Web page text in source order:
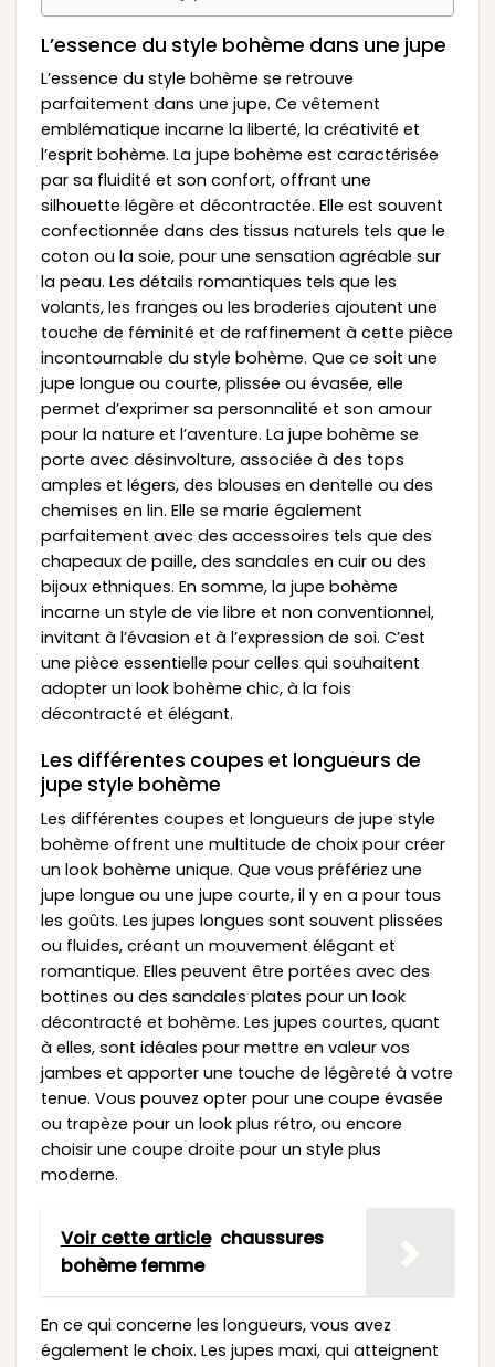
L’essence du style bohème dans une jupe
L’essence du style bohème se retrouve
parfaitement dans une jupe. Ce vêtement
emblématique incarne la liberté, la créativité et
l’esprit bohème. La jupe bohème est caractérisée
par sa fluidité et son confort, offrant une
silhouette légère et décontractée. Elle est souvent
confectionnée dans des tissus naturels tels que le
coton ou la soie, pour une sensation agréable sur
la peau. Les détails romantiques tels que les
volants, les franges ou les broderies ajoutent une
touche de féminité et de raffinement à cette pièce
incontournable du style bohème. Que ce soit une
jupe longue ou courte, plissée ou évasée, elle
permet d’exprimer sa personnalité et son amour
pour la nature et l’aventure. La jupe bohème se
porte avec désinvolture, associée à des tops
amples et légers, des blouses en dentelle ou des
chemises en lin. Elle se marie également
parfaitement avec des accessoires tels que des
chapeaux de paille, des sandales en cuir ou des
bijoux ethniques. En somme, la jupe bohème
incarne un style de vie libre et non conventionnel,
invitant à l’évasion et à l’expression de soi. C’est
une pièce essentielle pour celles qui souhaitent
adopter un look bohème chic, à la fois
décontracté et élégant.
Les différentes coupes et longueurs de
jupe style bohème
Les différentes coupes et longueurs de jupe style
bohème offrent une multitude de choix pour créer
un look bohème unique. Que vous préfériez une
jupe longue ou une jupe courte, il y en a pour tous
les goûts. Les jupes longues sont souvent plissées
ou fluides, créant un mouvement élégant et
romantique. Elles peuvent être portées avec des
bottines ou des sandales plates pour un look
décontracté et bohème. Les jupes courtes, quant
à elles, sont idéales pour mettre en valeur vos
jambes et apporter une touche de légèreté à votre
tenue. Vous pouvez opter pour une coupe évasée
ou trapèze pour un look plus rétro, ou encore
choisir une coupe droite pour un style plus
moderne.
Voir cette article chaussures
bohème femme
En ce qui concerne les longueurs, vous avez
également le choix. Les jupes maxi, qui atteignent